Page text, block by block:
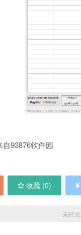
93876软件园
收藏 (0)
未经